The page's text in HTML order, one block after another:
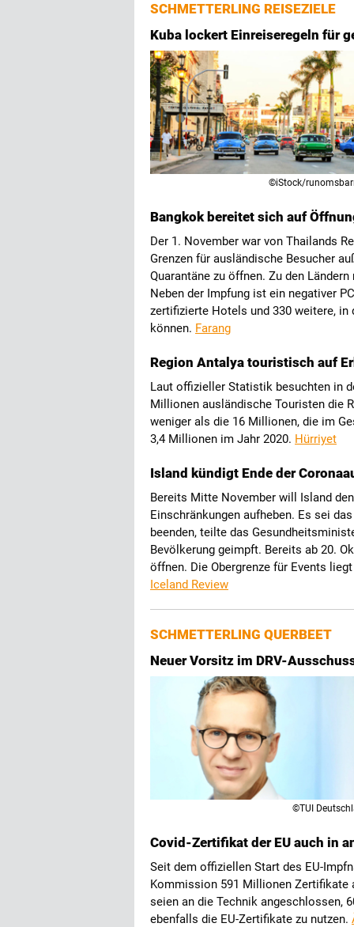
SCHMETTERLING REISEZIELE
Kuba lockert Einreiseregeln für
©iStock/
Bangkok bereitet sich auf
Der 1. November war von Thailands
Grenzen für ausländische Besucher
Quarantäne zu öffnen. Zu den
Neben der Impfung ist ein negativer
zertifizierte Hotels und 330 weitere, in
können. Farang
Region Antalya touristisch auf
Laut offizieller Statistik besuchten in
Millionen ausländische Touristen die
weniger als die 16 Millionen, die im
3,4 Millionen im Jahr 2020. Hürriyet
Island kündigt Ende der
Bereits Mitte November will Island
Einschränkungen aufheben. Es sei
beenden, teilte das
Bevölkerung geimpft. Bereits ab 20.
öffnen. Die Obergrenze für Events
Iceland Review
SCHMETTERLING QUERBEET
Neuer Vorsitz im DRV-
©TUI
Covid-Zertifikat der EU auch in
Seit dem offiziellen Start des EU-
Kommission 591 Millionen Zertifikate
seien an die Technik angeschlossen,
ebenfalls die EU-Zertifikate zu nutzen.